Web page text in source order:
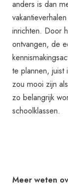
anders is dan
inrichten. Door
ontvangen, de
te plannen,
zou mooi zijn
zo belangrijk
schoolklassen.
Meer weten